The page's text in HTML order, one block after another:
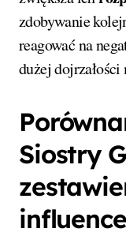
zdobywanie
reagować na
dużej
Siostry